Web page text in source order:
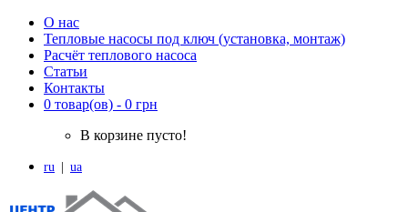
О нас
Тепловые насосы под ключ (установка, монтаж)
Расчёт теплового насоса
Статьи
Контакты
0 товар(ов) - 0 грн
В корзине пусто!
ru ua